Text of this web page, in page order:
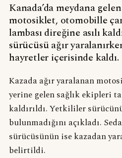
Kanada’da meydana
motosiklet, otomobille
lambası direğine asılı
sürücüsü ağır
hayretler içerisinde kaldı.
Kazada ağır yaralanan
yerine gelen sağlık ekipleri
kaldırıldı. Yetkililer
bulunmadığını açıkladı.
sürücüsünün ise kazadan
belirtildi.